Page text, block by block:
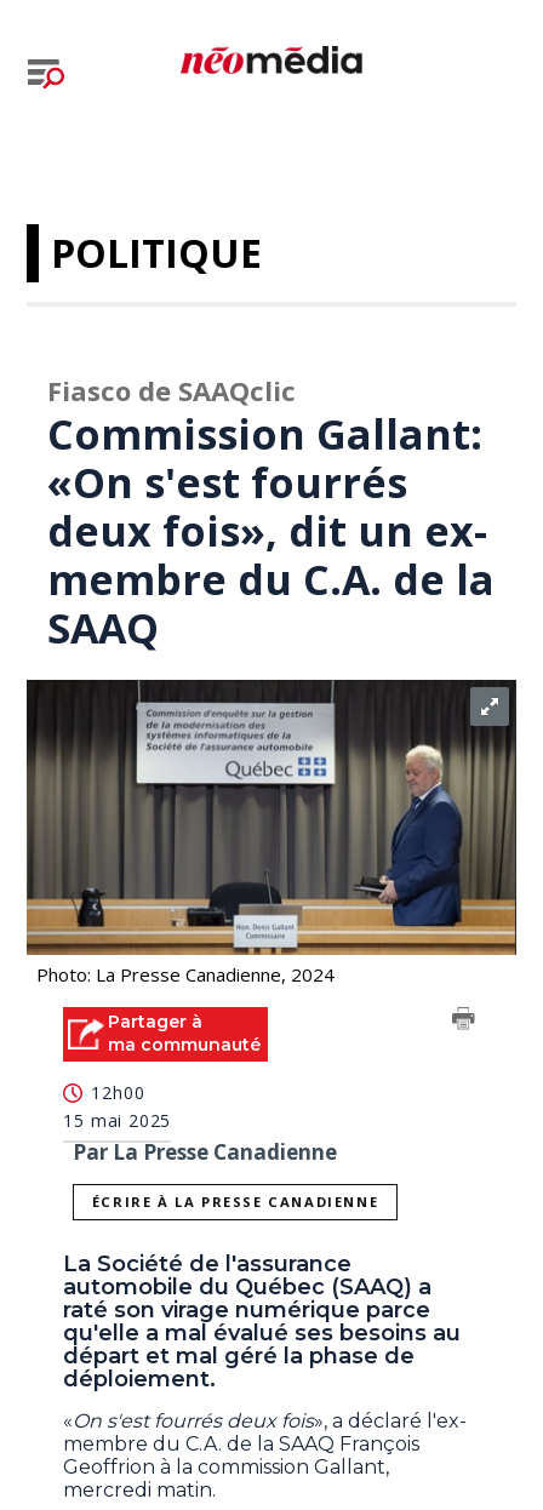
POLITIQUE
Fiasco de SAAQclic
Commission Gallant:
«On s'est fourrés
deux fois», dit un ex-
membre du C.A. de la
SAAQ
Photo: La Presse Canadienne, 2024
Partager à
ma communauté
12h00
15 mai 2025
Par La Presse Canadienne
ÉCRIRE À LA PRESSE CANADIENNE
La Société de l'assurance
automobile du Québec (SAAQ) a
raté son virage numérique parce
qu'elle a mal évalué ses besoins au
départ et mal géré la phase de
déploiement.
«On s'est fourrés deux fois», a déclaré l'ex-
membre du C.A. de la SAAQ François
Geoffrion à la commission Gallant,
mercredi matin.